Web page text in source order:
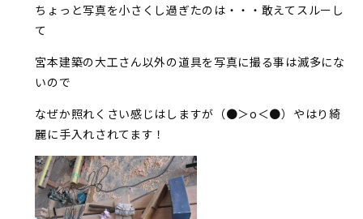
ちょっと写真を小さくし過ぎたのは・・・敢えてスルーし
て
宮本建築の大工さん以外の道具を写真に撮る事は滅多にな
いので
なぜか照れくさい感じはしますが（●＞o＜●）やはり綺
麗に手入れされてます！